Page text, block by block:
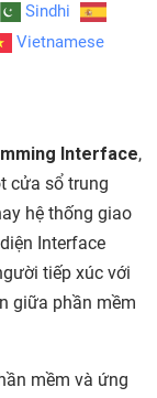
Sindhi
Vietnamese
Interface,
cửa sổ trung
hệ thống giao
Interface
tiếp xúc với
giữa phần mềm
mềm và ứng